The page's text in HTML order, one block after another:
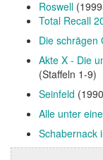
Roswell
Total Recall
Die schrägen
Akte X - Die
(Staffeln 1-9)
Seinfeld
Alle unter
Schabernack